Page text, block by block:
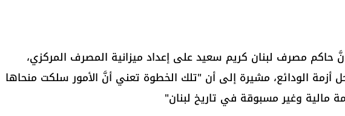
حاكم مصرف لبنان كريم سعيد على إعداد ميزانية المصرف المركزي،
الودائع، مشيرة إلى أن "تلك الخطوة تعني أنَّ الأمور سلكت منحاها